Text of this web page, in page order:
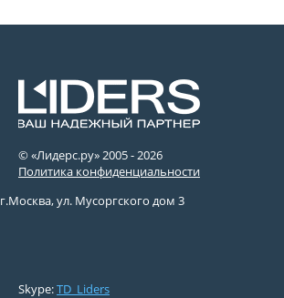
© «Лидерс.ру» 2005 -2026
Политика конфиденциальности
г.Москва, ул. Мусоргского дом 3
Skype:TD_Liders